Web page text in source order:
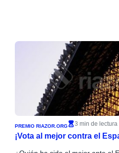
PREMIO RIAZOR.ORG 3 min de lectura
¡Vota al mejor contra el